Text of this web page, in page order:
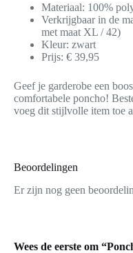
Materiaal: 100%
Verkrijgbaar in de
met maat XL / 42)
Kleur: zwart
Prijs: € 39,95
Geef je garderobe een
comfortabele poncho!
voeg dit stijlvolle item toe
Beoordelingen
Er zijn nog geen
Wees de eerste om